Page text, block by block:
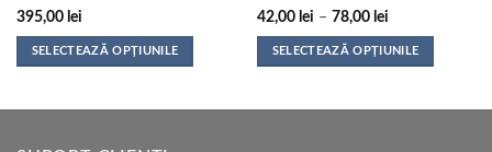
395,00 lei
SELECTEAZĂ OPȚIUNILE
42,00 lei – 78,00 leiInterval
prețuri:
42,00 lei
SELECTEAZĂ OPȚIUNILE